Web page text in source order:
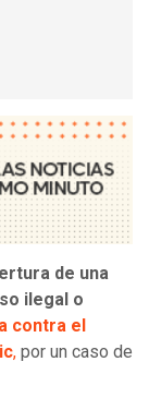
de una
ilegal o
contra el
, por un caso de